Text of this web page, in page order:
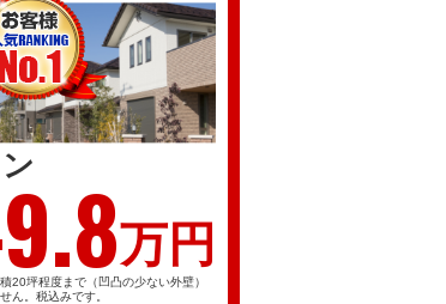
8万円
20坪程度まで（凹凸の少ない外壁）
ん。税込みです。